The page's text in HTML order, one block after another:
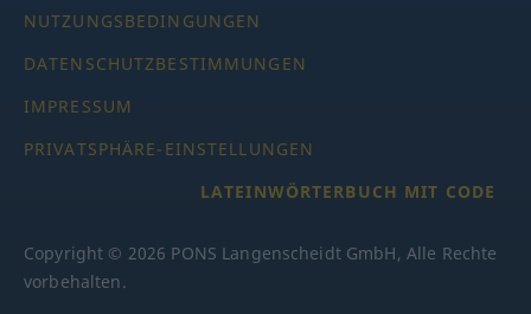
NUTZUNGSBEDINGUNGEN
DATENSCHUTZBESTIMMUNGEN
IMPRESSUM
PRIVATSPHÄRE-EINSTELLUNGEN
LATEINWÖRTERBUCH MIT CODE
Copyright © 2026 PONS Langenscheidt GmbH, Alle Rechte
vorbehalten.